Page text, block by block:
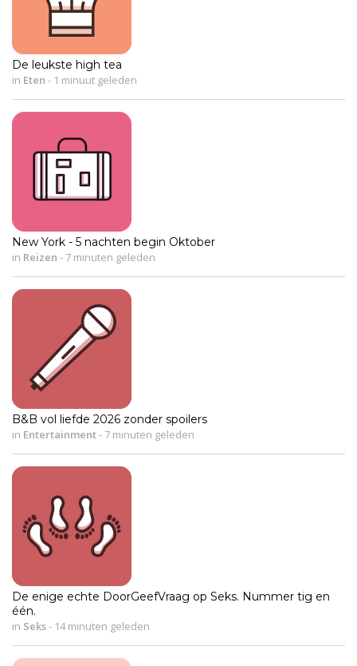
De leukste high tea
in Eten - 1 minuut geleden
New York - 5 nachten begin Oktober
in Reizen - 7 minuten geleden
B&B vol liefde 2026 zonder spoilers
in Entertainment- 7 minuten geleden
De enige echte DoorGeefVraag op Seks. Nummer tig en
één.
in Seks- 14 minuten geleden